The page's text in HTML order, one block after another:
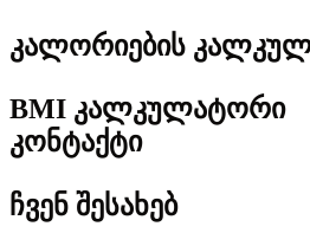
კალორიების
BMI კალკულატორი
კონტაქტი
ჩვენ შესახებ